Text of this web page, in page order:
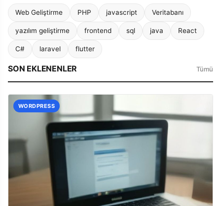
Web Geliştirme PHP javascript Veritabanı
yazılım geliştirme frontend sql java React
C# laravel flutter
SON EKLENENLER Tümü
WORDPRESS